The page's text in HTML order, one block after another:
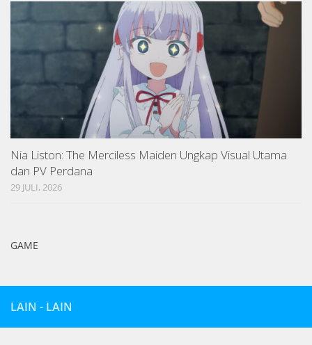
Nia Liston: The Merciless Maiden Ungkap Visual Utama
dan PV Perdana
29 JULI, 2026
GAME
LAIN - LAIN